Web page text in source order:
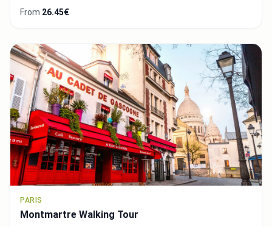
From 26.45€
PARIS
Montmartre Walking Tour